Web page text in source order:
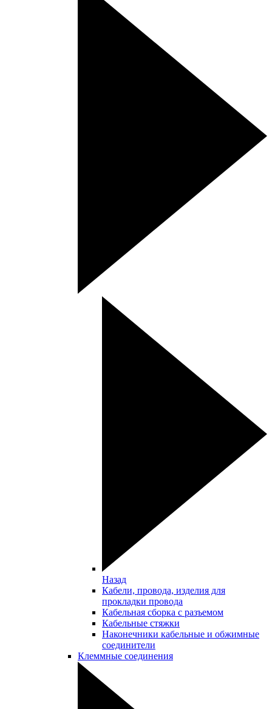
Назад
Кабели, провода, изделия для
прокладки провода
Кабельная сборка с разъемом
Кабельные стяжки
Наконечники кабельные и обжимные
соединители
Клеммные соединения